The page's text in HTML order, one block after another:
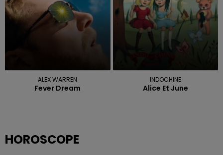
ALEX WARREN
Fever Dream
INDOCHINE
Alice Et June
HOROSCOPE